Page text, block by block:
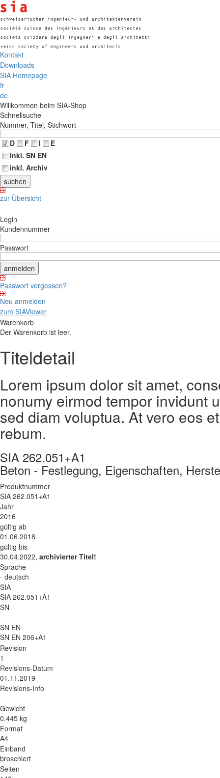
Kontakt
Downloads
SIA Homepage
fr
de
Willkommen beim SIA-Shop
Schnellsuche
Nummer, Titel, Stichwort
D
F I
E
inkl. SN EN
inkl. Archiv
zur Übersicht
Login
Kundennummer
Passwort
Passwort vergessen?
Neu anmelden
zum SIAViewer
Warenkorb
Der Warenkorb ist leer.
Titeldetail
Lorem ipsum dolor sit amet,
nonumy eirmod tempor invidunt
sed diam voluptua. At vero eos
rebum.
SIA 262.051+A1
Beton - Festlegung, Eigenschaften,
Produktnummer
SIA 262.051+A1
Jahr
2016
gültig ab
01.06.2018
gültig bis
30.04.2022, archivierter Titel!
Sprache
- deutsch
SIA
SIA 262.051+A1
SN
SN EN
SN EN 206+A1
Revision
1
Revisions-Datum
01.11.2019
Revisions-Info
Gewicht
0.445 kg
Format
A4
Einband
broschiert
Seiten